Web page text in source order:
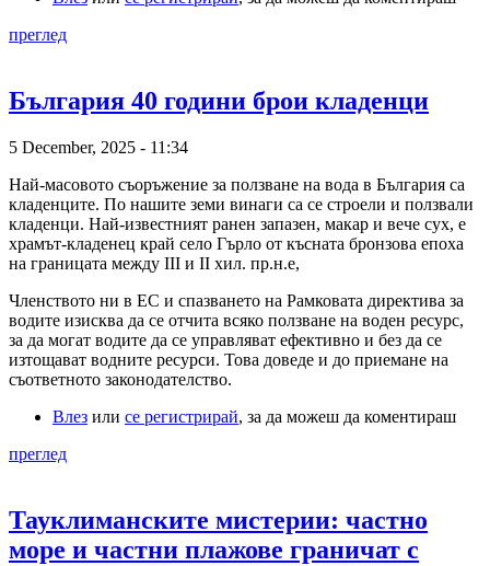
преглед
България 40 години брои кладенци
5 December, 2025 - 11:34
Най-масовото съоръжение за ползване на вода в България са
кладенците. По нашите земи винаги са се строели и ползвали
кладенци. Най-известният ранен запазен, макар и вече сух, е
храмът-кладенец край село Гърло от късната бронзова епоха
на границата между III и II хил. пр.н.е,
Членството ни в ЕС и спазването на Рамковата директива за
водите изисква да се отчита всяко ползване на воден ресурс,
за да могат водите да се управляват ефективно и без да се
изтощават водните ресурси. Това доведе и до приемане на
съответното законодателство.
Влез или се регистрирай, за да можеш да коментираш
преглед
Тауклиманските мистерии: частно
море и частни плажове граничат с